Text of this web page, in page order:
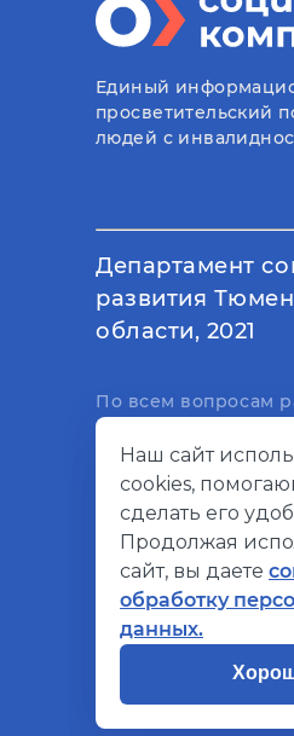
Единый
просветительский
людей с
Департамент
развития
области, 2021
По всем вопросам
электронный адрес
© Социальный
Политика
Наш сайт
cookies,
сделать его
Продолжая
сайт, вы даете
обработку
данных.